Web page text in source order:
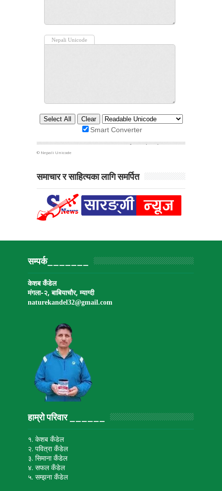
© Nepali Unicode
समाचार र साहित्यका लागि समर्पित
सम्पर्क_______
केशब कँडेल
मंगला-२, बाबियाचौर, म्याग्दी
naturekandel32@gmail.com
हाम्रो परिवार ______
१. केशब कँडेल
२. पवित्रा कँडेल
३. सिमाना कँडेल
४. सफल कँडेल
५. सम्झना कँडेल